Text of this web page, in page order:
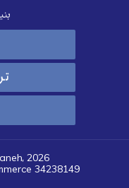
2026
34238149